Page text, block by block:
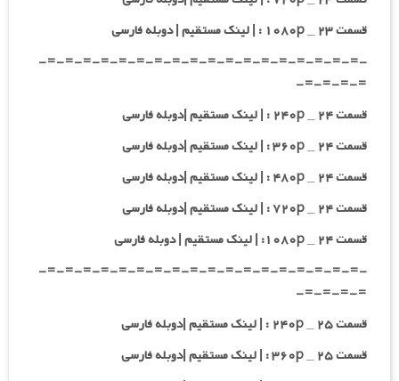
قسمت ۲۳ _ ۱۰۸۰p : | لینک مستقیم | دوبله فارسی
-=-=-=-=-=-=-=-=-=-=-=-=-=-=-=-=-=-=-
=-=-=-=-
قسمت ۲۴ _ ۲۴۰p : | لینک مستقیم |دوبله فارسی
قسمت ۲۴ _ ۳۶۰p : | لینک مستقیم |دوبله فارسی
قسمت ۲۴ _ ۴۸۰p : | لینک مستقیم |دوبله فارسی
قسمت ۲۴ _ ۷۲۰p : | لینک مستقیم |دوبله فارسی
قسمت ۲۴ _ ۱۰۸۰p: | لینک مستقیم | دوبله فارسی
-=-=-=-=-=-=-=-=-=-=-=-=-=-=-=-=-=-=-
=-=-=-=-
قسمت ۲۵ _ ۲۴۰p : | لینک مستقیم |دوبله فارسی
قسمت ۲۵ _ ۳۶۰p : | لینک مستقیم |دوبله فارسی